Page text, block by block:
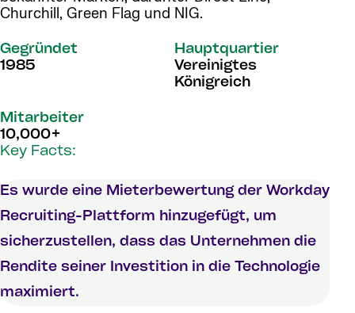
Churchill, Green Flag und NIG.
Gegründet
1985
Hauptquartier
Vereinigtes
Königreich
Mitarbeiter
10,000+
Key Facts:
Es wurde eine Mieterbewertung der Workday
Recruiting-Plattform hinzugefügt, um
sicherzustellen, dass das Unternehmen die
Rendite seiner Investition in die Technologie
maximiert.